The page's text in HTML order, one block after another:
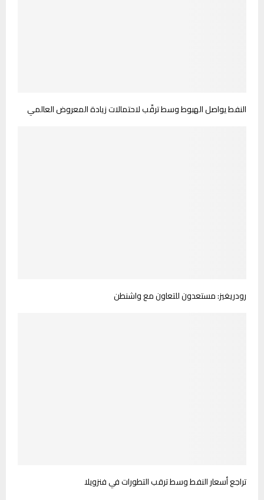
النفط يواصل الهبوط وسط ترقّب لاحتمالات زيادة المعروض العالمي
رودريغيز: مستعدون للتعاون مع واشنطن
تراجع أسعار النفط وسط ترقب التطورات في فنزويلا